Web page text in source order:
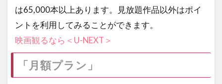
は65,000本以上あります。見放題作品以外はポイ
ントを利用してみることができます。
映画観るなら＜U-NEXT＞
「月額プラン」